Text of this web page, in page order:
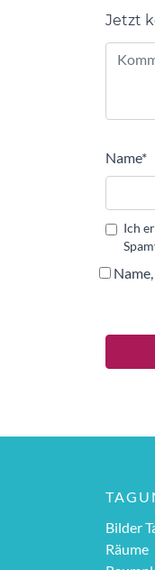
Jetzt
Name*
Ich
Bilder
Räume